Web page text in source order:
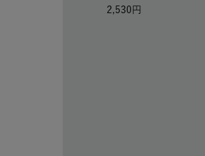
2,530